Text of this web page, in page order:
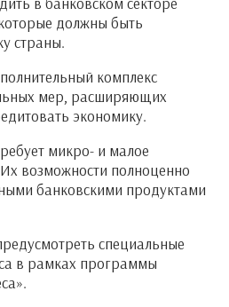
должны быть
страны.
комплекс
мер, расширяющих
экономику.
микро- и малое
возможности полноценно
банковскими продуктами
специальные
в рамках программы